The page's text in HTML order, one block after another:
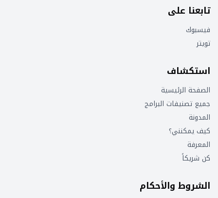
تابعنا على
فيسبوك
تويتر
استكشاف
الصفحة الرئيسية
جميع تصنيفات البرامج
المدونة
كيف يمكنني؟
المعرفة
كن شريكاً
الشروط والأحكام